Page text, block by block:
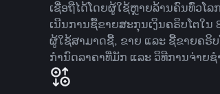
ເຊື່ອຖືໄດ້ໂດຍຜູ້ໃຊ້ຫຼາຍລ້ານຄົນທົ່ວໂລ
ເນີນການຊື້ຂາຍສະກຸນເງິນຄຣິບໂຕໃນ
ຜູ້ໃຊ້ສາມາດຊື້, ຂາຍ ແລະ ຊື້ຂາຍຄຣິ
ກໍານົດລາຄາທີ່ມັກ ແລະ ວິທີການຈ່າຍ